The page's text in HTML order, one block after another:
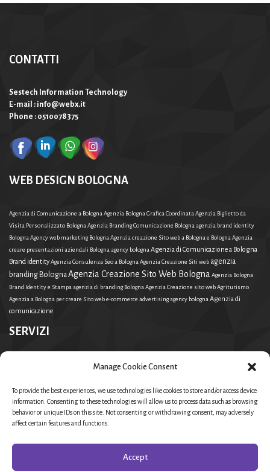
Manage Cookie Consent
To provide the best experiences, we use technologies like cookies to store and/or access device
information. Consenting to these technologies will allow us to process data such as browsing
behavior or unique IDs on this site. Not consenting or withdrawing consent, may adversely
affect certain features and functions.
Accept
CONTATTI
Sestech Information Technology
E-mail : info@webx.it
Phone : 0510078375
WEB DESIGN BOLOGNA
Agenzia di Comunicazione a BolognaAgenzia Bologna Grafica CoordinataAgenzia Biglietto da
Visita Personalizzato BolognaAgenzia Branding Comunicazione Bolognaagenzia brand identity
BolognaAgency web marketing BolognaAgenzia creazione Sito web a Bologna e BolognaAgenzia
creare presentazioni aziendali Bolognaagency bolognaAgenzia di Comunicazione a Bologna
Brand identityAgenzia Consulenza Seo a BolognaAgenzia Creazione Siti web agenzia
branding BolognaAgenzia Creazione Sito Web Bologna Agenzia Bologna
Brand Identity e Stampaagenzia di branding BolognaAgenzia Creazione sito web Agriturismo
Agenzia a Bologna per creare Sito web e-commerce advertising agency bolognaAgenzia di
comunicazione
SERVIZI
Agenzia Branding Comunicazione Bologna
Agenzia Consulenza Seo a
Agenzia creare presentazioni aziendali BolognaAgenzia creazione Sito web a Bologna e Bologna
agenzia branding BolognaAgenzia a Bologna per creare Sito web e-commerce Agenzia
Bologna Brand Identity e Stampa agency bolognaAgenzia Creazione Siti webAgency web
marketing Bologna Agenzia Creazione Sito Web Bologna